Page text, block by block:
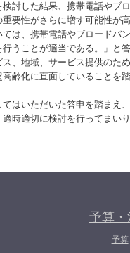
検討した結果、携帯電話やブ
重要性がさらに増す可能性が
ては、携帯電話やブロードバ
うことが適当である。」と
ス、地域、サービス提供のた
高齢化に直面していることを
はいただいた答申を踏まえ
時適切に検討を行ってまいり
予算・
予算